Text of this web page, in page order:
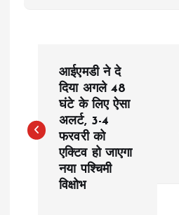
s
आईएमडी ने दे
दिया अगले 48
घंटे के लिए ऐसा
अलर्ट, 3-4
फरवरी को
एक्टिव हो जाएगा
नया पश्चिमी
विक्षोभ